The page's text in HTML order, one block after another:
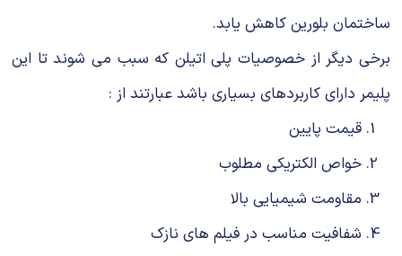
ساختمان بلورین كاهش یابد.
برخی دیگر از خصوصیات پلی اتیلن كه سبب می شوند تا این
پلیمر دارای كاربردهای بسیاری باشد عبارتند از :
قیمت پایین
خواص الكتریكی مطلوب
مقاومت شیمیایی بالا
شفافیت مناسب در فیلم های نازك